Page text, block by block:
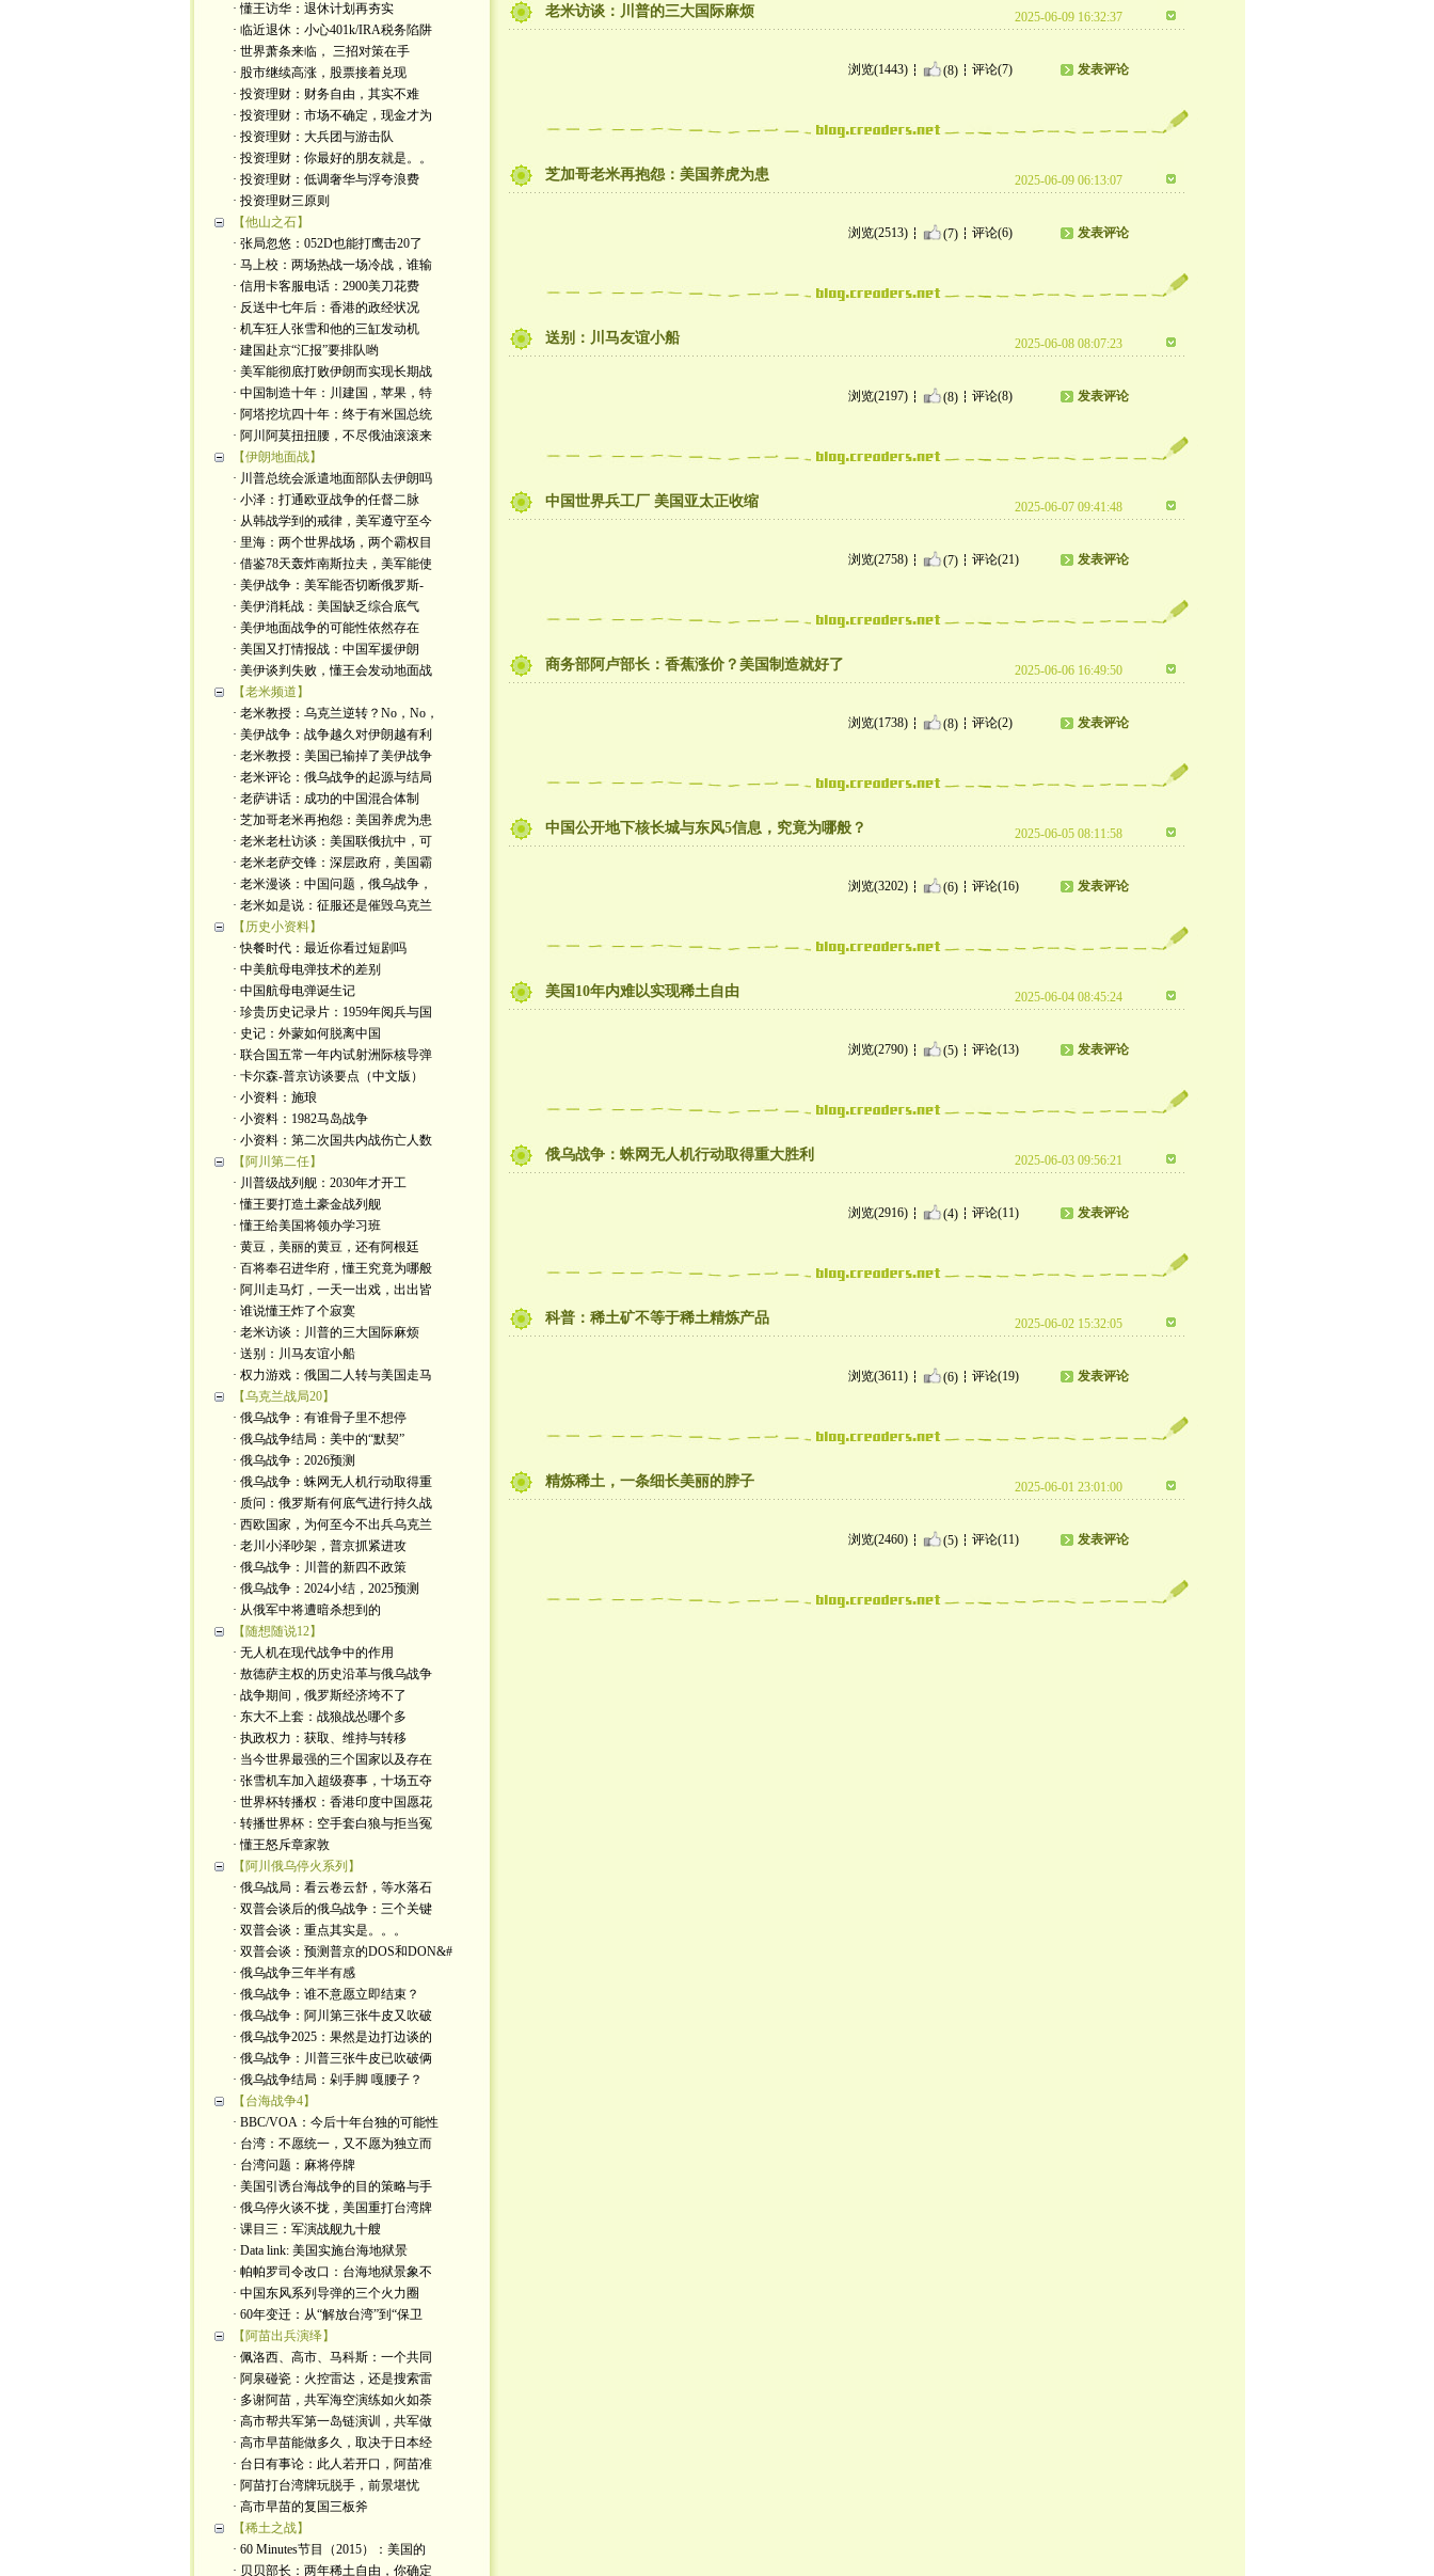
· 懂王访华：退休计划再夯实
· 临近退休：小心401k/IRA税务陷阱
· 世界萧条来临， 三招对策在手
· 股市继续高涨，股票接着兑现
· 投资理财：财务自由，其实不难
· 投资理财：市场不确定，现金才为
· 投资理财：大兵团与游击队
· 投资理财：你最好的朋友就是。。
· 投资理财：低调奢华与浮夸浪费
· 投资理财三原则
【他山之石】
· 张局忽悠：052D也能打鹰击20了
· 马上校：两场热战一场冷战，谁输
· 信用卡客服电话：2900美刀花费
· 反送中七年后：香港的政经状况
· 机车狂人张雪和他的三缸发动机
· 建国赴京“汇报”要排队哟
· 美军能彻底打败伊朗而实现长期战
· 中国制造十年：川建国，苹果，特
· 阿塔挖坑四十年：终于有米国总统
· 阿川阿莫扭扭腰，不尽俄油滚滚来
【伊朗地面战】
· 川普总统会派遣地面部队去伊朗吗
· 小泽：打通欧亚战争的任督二脉
· 从韩战学到的戒律，美军遵守至今
· 里海：两个世界战场，两个霸权目
· 借鉴78天轰炸南斯拉夫，美军能使
· 美伊战争：美军能否切断俄罗斯-
· 美伊消耗战：美国缺乏综合底气
· 美伊地面战争的可能性依然存在
· 美国又打情报战：中国军援伊朗
· 美伊谈判失败，懂王会发动地面战
【老米频道】
· 老米教授：乌克兰逆转？No，No，
· 美伊战争：战争越久对伊朗越有利
· 老米教授：美国已输掉了美伊战争
· 老米评论：俄乌战争的起源与结局
· 老萨讲话：成功的中国混合体制
· 芝加哥老米再抱怨：美国养虎为患
· 老米老杜访谈：美国联俄抗中，可
· 老米老萨交锋：深层政府，美国霸
· 老米漫谈：中国问题，俄乌战争，
· 老米如是说：征服还是催毁乌克兰
【历史小资料】
· 快餐时代：最近你看过短剧吗
· 中美航母电弹技术的差别
· 中国航母电弹诞生记
· 珍贵历史记录片：1959年阅兵与国
· 史记：外蒙如何脱离中国
· 联合国五常一年内试射洲际核导弹
· 卡尔森-普京访谈要点（中文版）
· 小资料：施琅
· 小资料：1982马岛战争
· 小资料：第二次国共内战伤亡人数
【阿川第二任】
· 川普级战列舰：2030年才开工
· 懂王要打造土豪金战列舰
· 懂王给美国将领办学习班
· 黄豆，美丽的黄豆，还有阿根廷
· 百将奉召进华府，懂王究竟为哪般
· 阿川走马灯，一天一出戏，出出皆
· 谁说懂王炸了个寂寞
· 老米访谈：川普的三大国际麻烦
· 送别：川马友谊小船
· 权力游戏：俄国二人转与美国走马
【乌克兰战局20】
· 俄乌战争：有谁骨子里不想停
· 俄乌战争结局：美中的“默契”
· 俄乌战争：2026预测
· 俄乌战争：蛛网无人机行动取得重
· 质问：俄罗斯有何底气进行持久战
· 西欧国家，为何至今不出兵乌克兰
· 老川小泽吵架，普京抓紧进攻
· 俄乌战争：川普的新四不政策
· 俄乌战争：2024小结，2025预测
· 从俄军中将遭暗杀想到的
【随想随说12】
· 无人机在现代战争中的作用
· 敖德萨主权的历史沿革与俄乌战争
· 战争期间，俄罗斯经济垮不了
· 东大不上套：战狼战怂哪个多
· 执政权力：获取、维持与转移
· 当今世界最强的三个国家以及存在
· 张雪机车加入超级赛事，十场五夺
· 世界杯转播权：香港印度中国愿花
· 转播世界杯：空手套白狼与拒当冤
· 懂王怒斥章家敦
【阿川俄乌停火系列】
· 俄乌战局：看云卷云舒，等水落石
· 双普会谈后的俄乌战争：三个关键
· 双普会谈：重点其实是。。。
· 双普会谈：预测普京的DOS和DON&#
· 俄乌战争三年半有感
· 俄乌战争：谁不意愿立即结束？
· 俄乌战争：阿川第三张牛皮又吹破
· 俄乌战争2025：果然是边打边谈的
· 俄乌战争：川普三张牛皮已吹破俩
· 俄乌战争结局：剁手脚 嘎腰子？
【台海战争4】
· BBC/VOA：今后十年台独的可能性
· 台湾：不愿统一，又不愿为独立而
· 台湾问题：麻将停牌
· 美国引诱台海战争的目的策略与手
· 俄乌停火谈不拢，美国重打台湾牌
· 课目三：军演战舰九十艘
· Data link: 美国实施台海地狱景
· 帕帕罗司令改口：台海地狱景象不
· 中国东风系列导弹的三个火力圈
· 60年变迁：从“解放台湾”到“保卫
【阿苗出兵演绎】
· 佩洛西、高市、马科斯：一个共同
· 阿泉碰瓷：火控雷达，还是搜索雷
· 多谢阿苗，共军海空演练如火如荼
· 高市帮共军第一岛链演训，共军做
· 高市早苗能做多久，取决于日本经
· 台日有事论：此人若开口，阿苗准
· 阿苗打台湾牌玩脱手，前景堪忧
· 高市早苗的复国三板斧
【稀土之战】
· 60 Minutes节目（2015）：美国的
· 贝贝部长：两年稀土自由，你确定
老米访谈：川普的三大国际麻烦 2025-06-09 16:32:37
浏览(1443) (8) 评论(7) 发表评论
芝加哥老米再抱怨：美国养虎为患 2025-06-09 06:13:07
浏览(2513) (7) 评论(6) 发表评论
送别：川马友谊小船 2025-06-08 08:07:23
浏览(2197) (8) 评论(8) 发表评论
中国世界兵工厂 美国亚太正收缩 2025-06-07 09:41:48
浏览(2758) (7) 评论(21) 发表评论
商务部阿卢部长：香蕉涨价？美国制造就好了 2025-06-06 16:49:50
浏览(1738) (8) 评论(2) 发表评论
中国公开地下核长城与东风5信息，究竟为哪般？ 2025-06-05 08:11:58
浏览(3202) (6) 评论(16) 发表评论
美国10年内难以实现稀土自由 2025-06-04 08:45:24
浏览(2790) (5) 评论(13) 发表评论
俄乌战争：蛛网无人机行动取得重大胜利 2025-06-03 09:56:21
浏览(2916) (4) 评论(11) 发表评论
科普：稀土矿不等于稀土精炼产品 2025-06-02 15:32:05
浏览(3611) (6) 评论(19) 发表评论
精炼稀土，一条细长美丽的脖子 2025-06-01 23:01:00
浏览(2460) (5) 评论(11) 发表评论